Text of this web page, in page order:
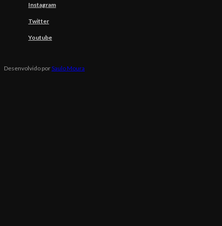
Instagram
Twitter
Youtube
Desenvolvido porSaulo Moura